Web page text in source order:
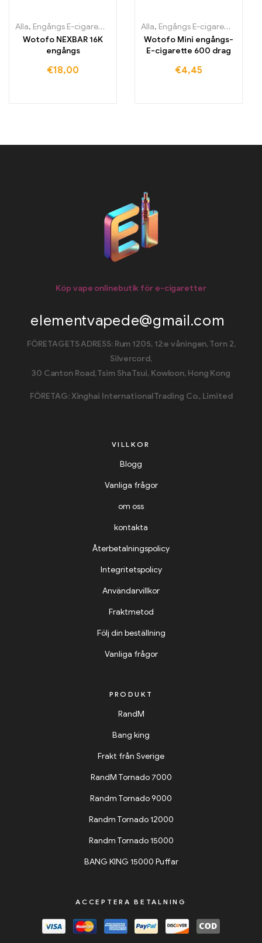
Alla, Engångs E-cigaretter Engångs-e-cigaretter Irland,
Wotofo NEXBAR 16K
engångs
€18,00
Alla, Engångs E-cigaretter
Wotofo Mini engångs-
E-cigarette 600 drag
€4,45
Köp vape onlinebutik för e-cigaretter
elementvapede@gmail.com
FÖRETAGETS ADRESS: Rum 1205, 12:e våningen, Torn 2,
Silvercord,
30 Canton Road, Tsim Sha Tsui, Kowloon, Hong Kong
FÖRETAG: Xinghai International Trading Co., Limited
VILLKOR
Blogg
Vanliga frågor
om oss
kontakta
Återbetalningspolicy
Integritetspolicy
Användarvillkor
Fraktmetod
Följ din beställning
Vanliga frågor
PRODUKT
RandM
Bang king
Frakt från Sverige
RandM Tornado 7000
Randm Tornado 9000
Randm Tornado 12000
Randm Tornado 15000
BANG KING 15000 Puffar
ACCEPTERA BETALNING